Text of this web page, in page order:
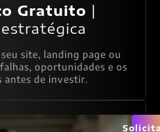
Gratuito |
site, landing page ou
oportunidades e os
antes de investir.